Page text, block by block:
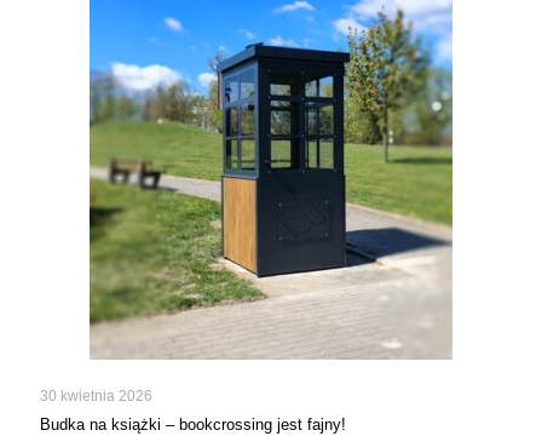
30 kwietnia 2026
Budka na książki – bookcrossing jest fajny!